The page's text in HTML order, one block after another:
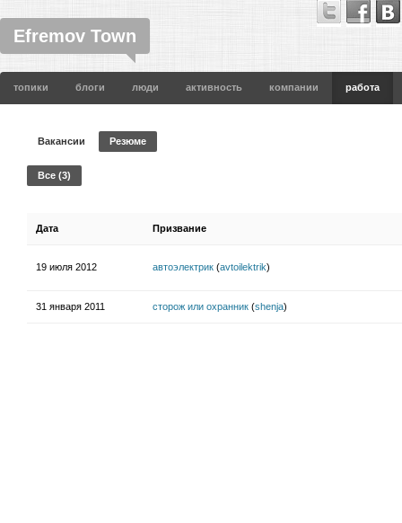
Efremov Town
топики блоги люди активность компании работа
Вакансии Резюме
Все (3)
Дата Призвание
19 июля 2012 автоэлектрик (avtoilektrik)
31 января 2011 сторож или охранник (shenja)